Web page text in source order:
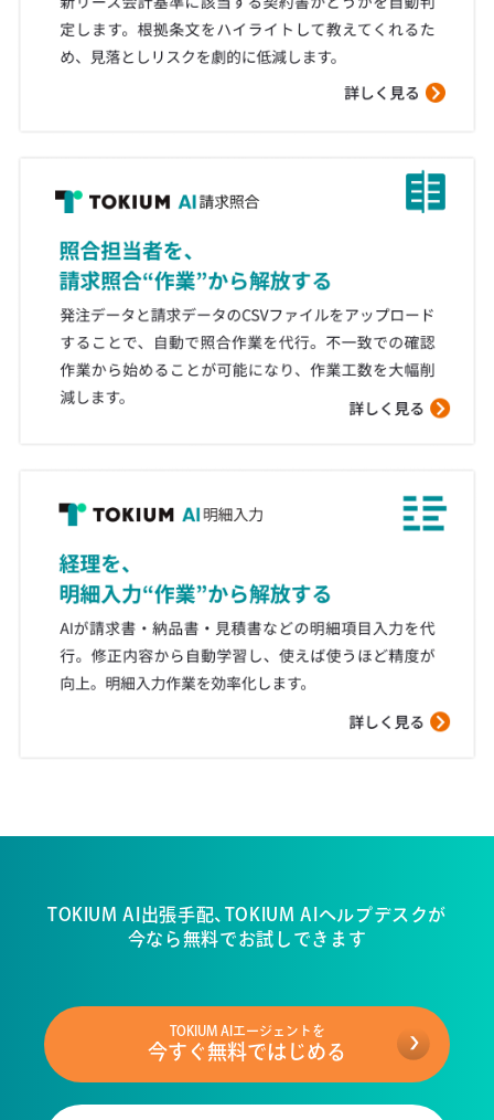
TOKIUM AI出張手配、TOKIUM AIヘルプデスクが
今なら無料でお試しできます
TOKIUM AIエージェントを
今すぐ無料ではじめる